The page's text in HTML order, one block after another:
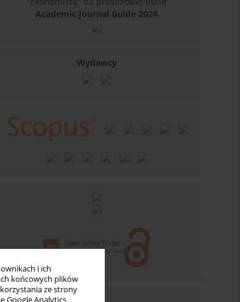
i ich
końcowych plików
ze strony
Google Analytics
Academic Journal Guide 2024
Wydawcy